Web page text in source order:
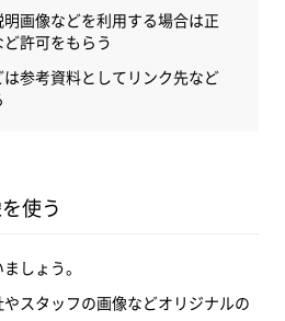
画像などを利用する場合は正
許可をもらう
参考資料としてリンク先など
使う
しょう。
スタッフの画像などオリジナルの